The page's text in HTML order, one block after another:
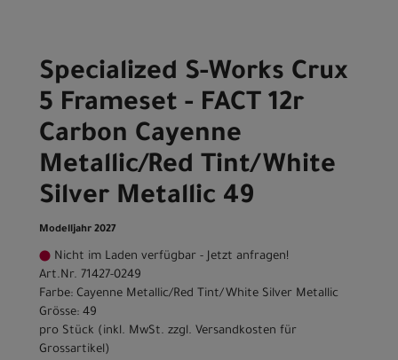
Specialized S-Works Crux
5 Frameset - FACT 12r
Carbon Cayenne
Metallic/Red Tint/White
Silver Metallic 49
Modelljahr 2027
Nicht im Laden verfügbar - Jetzt anfragen!
Art.Nr. 71427-0249
Farbe: Cayenne Metallic/Red Tint/White Silver Metallic
Grösse: 49
pro Stück (inkl. MwSt. zzgl. Versandkosten für
Grossartikel)